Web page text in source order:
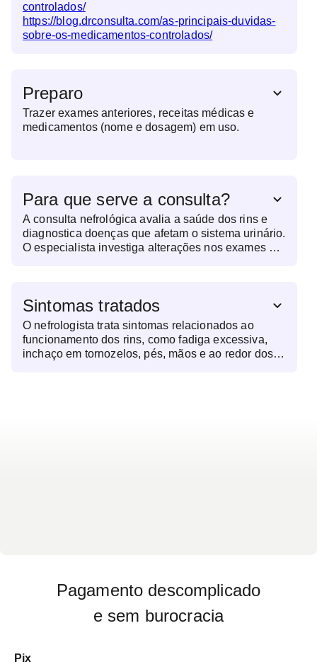
controlados/
https://blog.drconsulta.com/as-principais-duvidas-
sobre-os-medicamentos-controlados/
Preparo
Trazer exames anteriores, receitas médicas e
medicamentos (nome e dosagem) em uso.
Para que serve a consulta?
A consulta nefrológica avalia a saúde dos rins e
diagnostica doenças que afetam o sistema urinário.
O especialista investiga alterações nos exames de
pacientes com doenças crônicas, como diabetes e
hipertensão, que podem comprometer a função
renal ao longo do tempo. A prevenção e o
diagnóstico precoce são fundamentais para evitar
complicações graves, como insuficiência renal e a
Sintomas tratados
O nefrologista trata sintomas relacionados ao
funcionamento dos rins, como fadiga excessiva,
inchaço em tornozelos, pés, mãos e ao redor dos
Pagamento descomplicado
e sem burocracia
Pix